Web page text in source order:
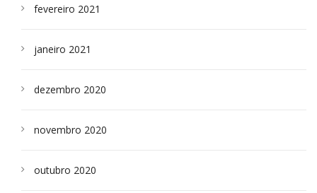
fevereiro 2021
janeiro 2021
dezembro 2020
novembro 2020
outubro 2020